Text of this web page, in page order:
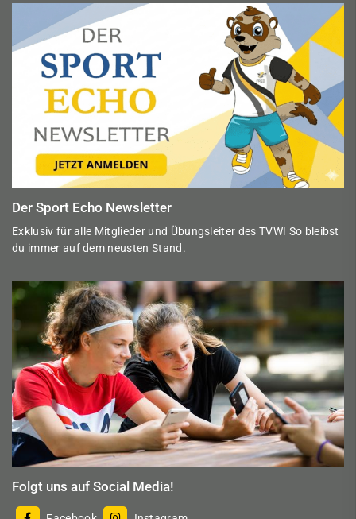
Der Sport Echo Newsletter
Exklusiv für alle Mitglieder und Übungsleiter des TVW! So bleibst
du immer auf dem neusten Stand.
Folgt uns auf Social Media!